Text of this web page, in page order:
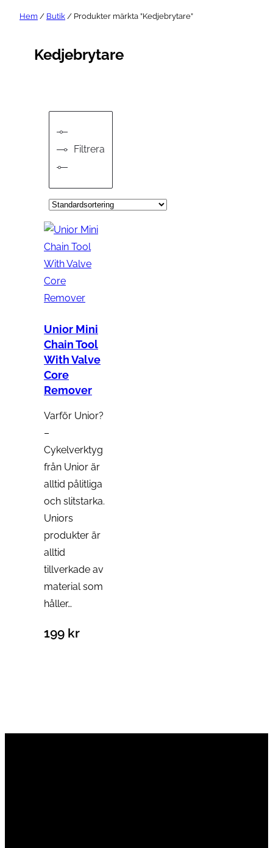
Hem / Butik / Produkter märkta ”Kedjebrytare”
Kedjebrytare
Filtrera
Unior Mini
Chain Tool
With Valve
Core
Remover
Varför Unior?
–
Cykelverktyg
från Unior är
alltid pålitliga
och slitstarka.
Uniors
produkter är
alltid
tillverkade av
material som
håller…
199 kr